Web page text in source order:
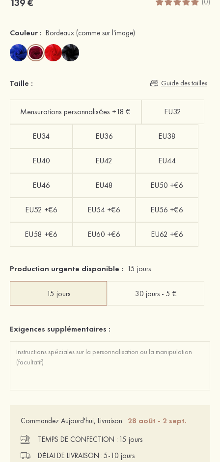
(0)
Couleur : Bordeaux (comme sur l'image)
Taille : Guide des tailles
Mensurations personnalisées +18 € EU32
EU34 EU36 EU38
EU40 EU42 EU44
EU46 EU48 EU50 +€6
EU52 +€6 EU54 +€6 EU56 +€6
EU58 +€6 EU60 +€6 EU62 +€6
Production urgente disponible : 15 jours
15 jours 30 jours - 5 €
Exigences supplémentaires :
Commandez Aujourd'hui, Livraison : 28 août - 2 sept.
TEMPS DE CONFECTION : 15 jours
DÉLAI DE LIVRAISON :5-10 jours